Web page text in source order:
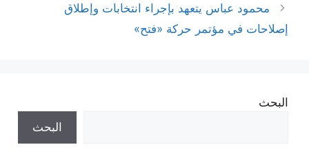
محمود عباس يتعهد بإجراء انتخابات وإطلاق
إصلاحات في مؤتمر حركة «فتح»
البحث
البحث